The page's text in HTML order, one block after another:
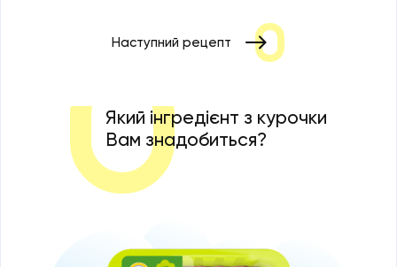
Наступний рецепт
Який інгредієнт з курочки
Вам знадобиться?